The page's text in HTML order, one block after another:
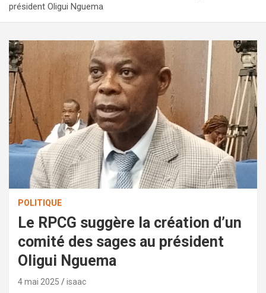
président Oligui Nguema
POLITIQUE
Le RPCG suggère la création d’un
comité des sages au président
Oligui Nguema
4 mai 2025 isaac